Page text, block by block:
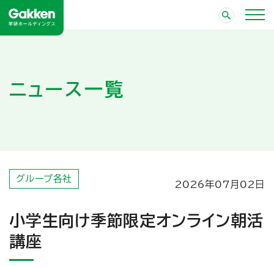
ニュース一覧
グループ各社
2026年07月02日
小学生向け季節限定オンライン朝活
講座